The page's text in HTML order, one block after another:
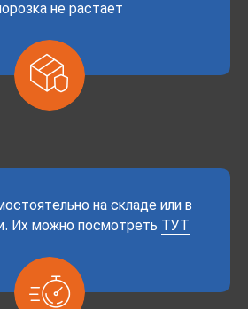
не растает
на складе или в
Их можно посмотреть ТУТ